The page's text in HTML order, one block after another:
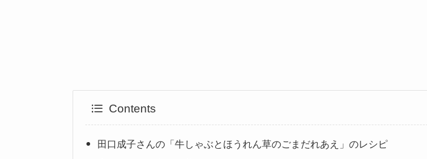
Contents
田口成子さんの「牛しゃぶとほうれん草のごまだれあえ」のレシピ